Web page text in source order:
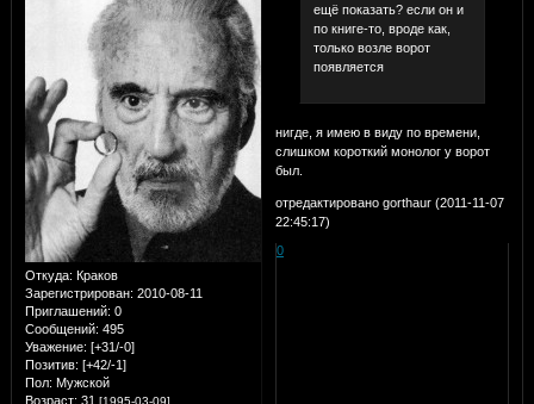
Откуда: Краков
Зарегистрирован: 2010-08-11
Приглашений: 0
Сообщений: 495
Уважение: [+31/-0]
Позитив: [+42/-1]
Пол: Мужской
Возраст: 31 [1995-03-09]
ещё показать? если он и
по книге-то, вроде как,
только возле ворот
появляется
нигде, я имею в виду по времени,
слишком короткий монолог у ворот
был.
отредактировано gorthaur (2011-11-07
22:45:17)
0